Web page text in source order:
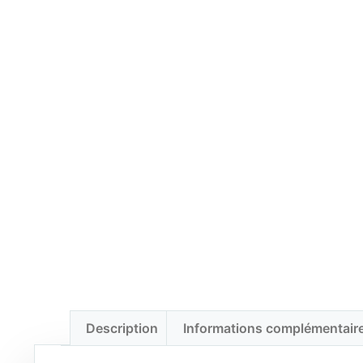
Description Informations